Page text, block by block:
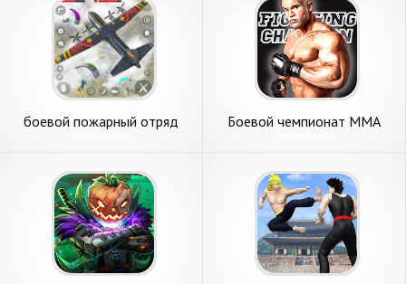
боевой пожарный отряд Боевой чемпионат ММА